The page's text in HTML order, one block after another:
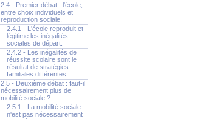
2.4 - Premier débat : l'école,
entre choix individuels et
reproduction sociale.
2.4.1 - L'école reproduit et
légitime les inégalités
sociales de départ.
2.4.2 - Les inégalités de
réussite scolaire sont le
résultat de stratégies
familiales différentes.
2.5 - Deuxième débat : faut-il
nécessairement plus de
mobilité sociale ?
2.5.1 - La mobilité sociale
n'est pas nécessairement